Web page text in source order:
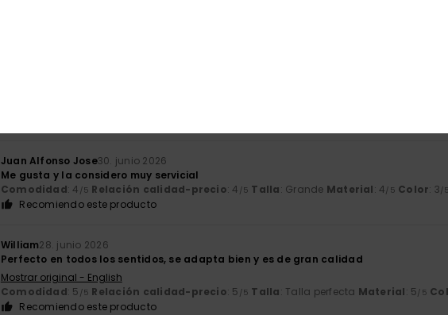
Juan Alfonso Jose30. junio 2026
Me gusta y la considero muy servicial
Comodidad: 4 /5 Relación calidad-precio: 4 /5 Talla: Grande Material: 4/5 Color: 3/5
Recomiendo este producto
William28. junio 2026
Perfecto en todos los sentidos, se adapta bien y es de gran calidad
Mostrar original - English
Comodidad: 5 /5 Relación calidad-precio: 5 /5 Talla: Talla perfecta Material: 5/5
Recomiendo este producto